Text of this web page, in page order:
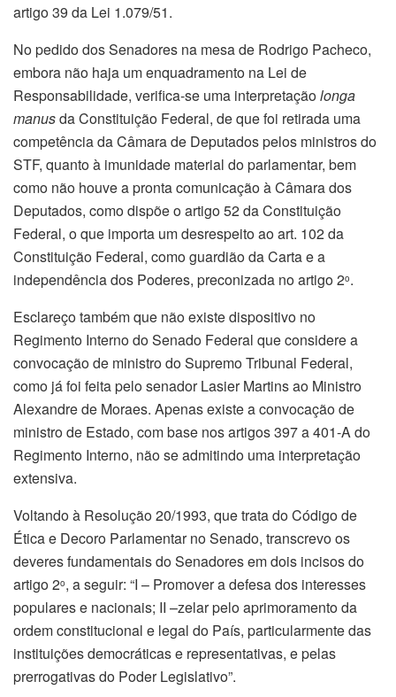
artigo 39 da Lei 1.079/51.
No pedido dos Senadores na mesa de Rodrigo Pacheco,
embora não haja um enquadramento na Lei de
Responsabilidade, verifica-se uma interpretaçãolonga
manusda Constituição Federal, de que foi retirada uma
competência da Câmara de Deputados pelos ministros do
STF, quanto à imunidade material do parlamentar, bem
como não houve a pronta comunicação à Câmara dos
Deputados, como dispõe o artigo 52 da Constituição
Federal, o que importa um desrespeito ao art. 102 da
Constituição Federal, como guardião da Carta e a
independência dos Poderes, preconizada no artigo 2o.
Esclareço também que não existe dispositivo no
Regimento Interno do Senado Federal que considere a
convocação de ministro do Supremo Tribunal Federal,
como já foi feita pelo senador Lasier Martins ao Ministro
Alexandre de Moraes. Apenas existe a convocação de
ministro de Estado, com base nos artigos 397 a 401-A do
Regimento Interno, não se admitindo uma interpretação
extensiva.
Voltando à Resolução 20/1993, que trata do Código de
Ética e Decoro Parlamentar no Senado, transcrevo os
deveres fundamentais do Senadores em dois incisos do
artigo 2o, a seguir: “I – Promover a defesa dos interesses
populares e nacionais; II –zelar pelo aprimoramento da
ordem constitucional e legal do País, particularmente das
instituições democráticas e representativas, e pelas
prerrogativas do Poder Legislativo”.